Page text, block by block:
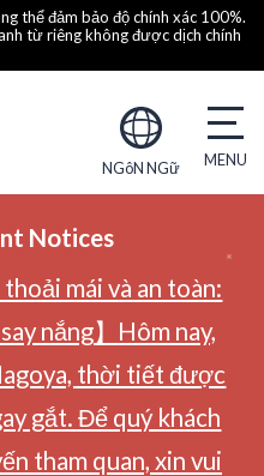
thể đảm bảo độ chính xác 100%.
từ riêng không được dịch chính
NGôN NGữ
Notices
mái và an toàn:
nắng】Hôm nay,
thời tiết được
gắt. Để quý khách
tham quan, xin vui